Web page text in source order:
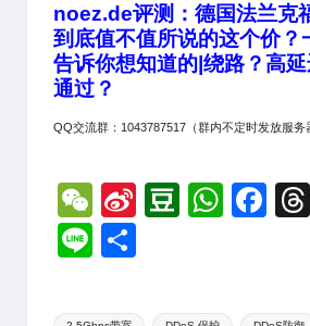
noez.de评测：德国法兰克
到底值不值所说的这个价？
告诉你想知道的|绕路？高
通过？
QQ交流群：1043787517（群内不定时发放服务
W
e
C
h
Si
W
D
b
W F
e
Li
e
Tags: